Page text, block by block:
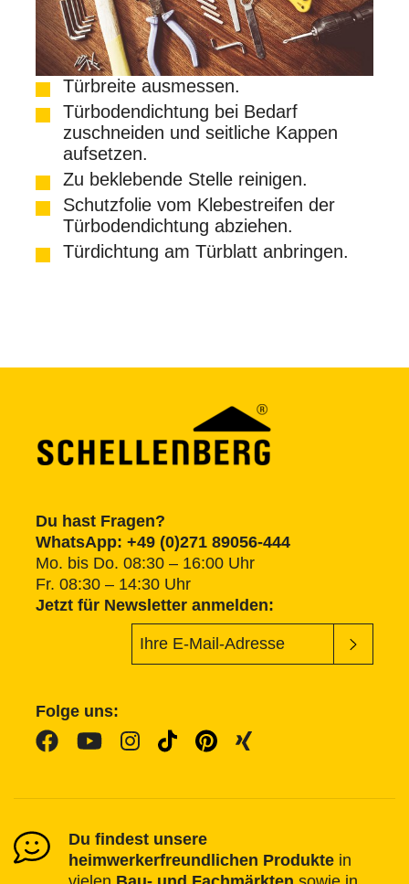
Türbreite ausmessen.
Türbodendichtung bei Bedarf
zuschneiden und seitliche Kappen
aufsetzen.
Zu beklebende Stelle reinigen.
Schutzfolie vom Klebestreifen der
Türbodendichtung abziehen.
Türdichtung am Türblatt anbringen.
Du hast Fragen?
WhatsApp: +49 (0)271 89056-444
Mo. bis Do. 08:30 – 16:00 Uhr
Fr. 08:30 – 14:30 Uhr
Jetzt für Newsletter anmelden:
Folge uns:
Du findest unsere
heimwerkerfreundlichen Produkte in